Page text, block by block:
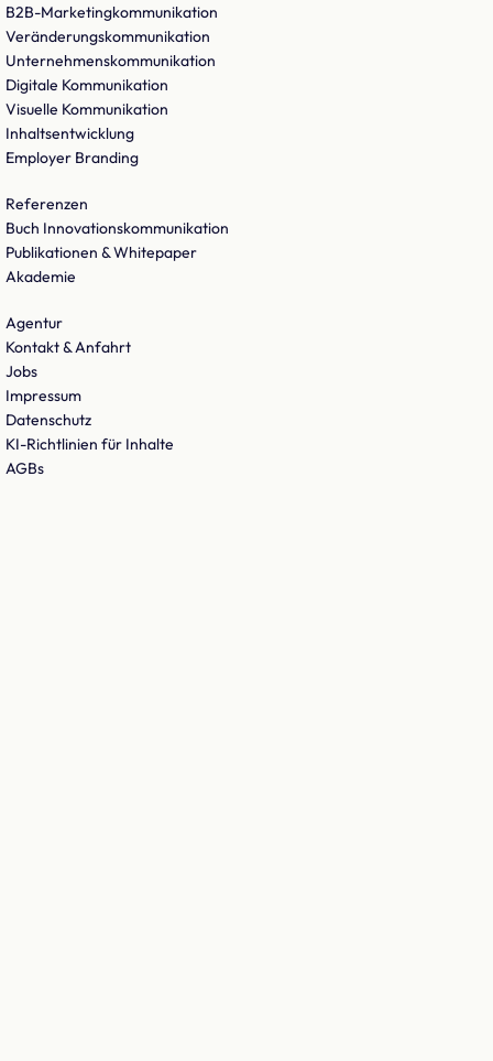
B2B-Marketingkommunikation
Veränderungskommunikation
Unternehmenskommunikation
Digitale Kommunikation
Visuelle Kommunikation
Inhaltsentwicklung
Employer Branding
Referenzen
Buch Innovationskommunikation
Publikationen & Whitepaper
Akademie
Agentur
Kontakt & Anfahrt
Jobs
Impressum
Datenschutz
KI-Richtlinien für Inhalte
AGBs